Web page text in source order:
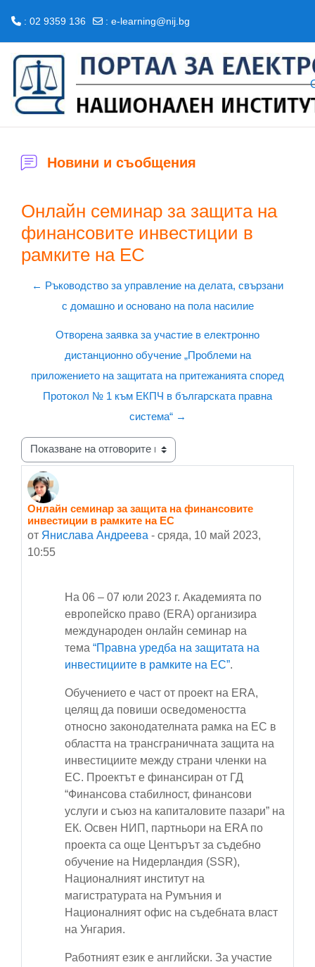
: 02 9359 136 : e-learning@nij.bg
Новини и съобщения
Онлайн семинар за защита на
финансовите инвестиции в
рамките на ЕС
← Ръководство за управление на делата, свързани
с домашно и основано на пола насилие
Отворена заявка за участие в електронно
дистанционно обучение „Проблеми на
приложението на защитата на притежанията според
Протокол № 1 към ЕКПЧ в българската правна
система“ →
Начин на показване
Онлайн семинар за защита на финансовите
инвестиции в рамките на ЕС
от Янислава Андреева - сряда, 10 май 2023,
10:55
Number of replies: 0
На 06 – 07 юли 2023 г. Академията по
европейско право (ERA) организира
международен онлайн семинар на
тема “Правна уредба на защитата на
инвестициите в рамките на ЕС”.
Обучението е част от проект на ERA,
целящ да повиши осведомеността
относно законодателната рамка на ЕС в
областта на трансграничната защита на
инвестициите между страни членки на
ЕС. Проектът е финансиран от ГД
“Финансова стабилност, финансови
услуги и съюз на капиталовите пазари” на
ЕК. Освен НИП, партньори на ERA по
проекта са още Центърът за съдебно
обучение на Нидерландия (SSR),
Националният институт на
магистратурата на Румъния и
Националният офис на съдебната власт
на Унгария.
Работният език е английски. За участие